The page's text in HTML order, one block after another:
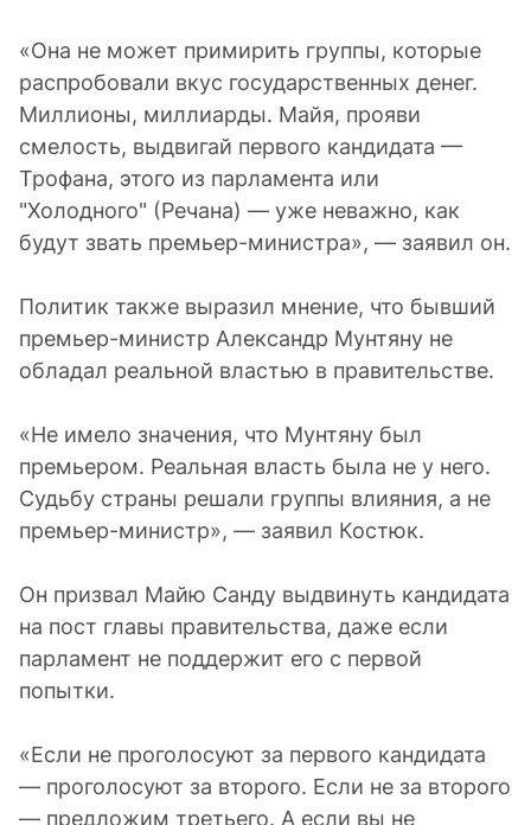
«Она не может примирить группы, которые
распробовали вкус государственных денег.
Миллионы, миллиарды. Майя, прояви
смелость, выдвигай первого кандидата —
Трофана, этого из парламента или
"Холодного" (Речана) — уже неважно, как
будут звать премьер-министра», — заявил он.
Политик также выразил мнение, что бывший
премьер-министр Александр Мунтяну не
обладал реальной властью в правительстве.
«Не имело значения, что Мунтяну был
премьером. Реальная власть была не у него.
Судьбу страны решали группы влияния, а не
премьер-министр», — заявил Костюк.
Он призвал Майю Санду выдвинуть кандидата
на пост главы правительства, даже если
парламент не поддержит его с первой
попытки.
«Если не проголосуют за первого кандидата
— проголосуют за второго. Если не за второго
— предложим третьего. А если вы не